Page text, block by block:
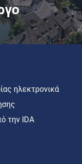
ηλεκτρονικά
την IDA